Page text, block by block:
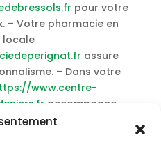
pour votre
– Votre pharmacie en
locale
assure
– Dans votre
www.centre-
accompagne
– Votre pharmacie